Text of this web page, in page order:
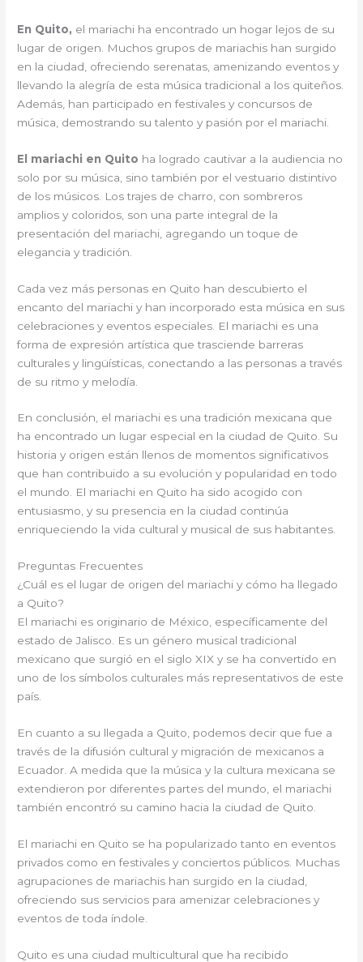
En Quito, el mariachi ha encontrado un hogar lejos de su
lugar de origen. Muchos grupos de mariachis han surgido
en la ciudad, ofreciendo serenatas, amenizando eventos y
llevando la alegría de esta música tradicional a los quiteños.
Además, han participado en festivales y concursos de
música, demostrando su talento y pasión por el mariachi.
El mariachi en Quito ha logrado cautivar a la audiencia no
solo por su música, sino también por el vestuario distintivo
de los músicos. Los trajes de charro, con sombreros
amplios y coloridos, son una parte integral de la
presentación del mariachi, agregando un toque de
elegancia y tradición.
Cada vez más personas en Quito han descubierto el
encanto del mariachi y han incorporado esta música en sus
celebraciones y eventos especiales. El mariachi es una
forma de expresión artística que trasciende barreras
culturales y lingüísticas, conectando a las personas a través
de su ritmo y melodía.
En conclusión, el mariachi es una tradición mexicana que
ha encontrado un lugar especial en la ciudad de Quito. Su
historia y origen están llenos de momentos significativos
que han contribuido a su evolución y popularidad en todo
el mundo. El mariachi en Quito ha sido acogido con
entusiasmo, y su presencia en la ciudad continúa
enriqueciendo la vida cultural y musical de sus habitantes.
Preguntas Frecuentes
¿Cuál es el lugar de origen del mariachi y cómo ha llegado
a Quito?
El mariachi es originario de México, específicamente del
estado de Jalisco. Es un género musical tradicional
mexicano que surgió en el siglo XIX y se ha convertido en
uno de los símbolos culturales más representativos de este
país.
En cuanto a su llegada a Quito, podemos decir que fue a
través de la difusión cultural y migración de mexicanos a
Ecuador. A medida que la música y la cultura mexicana se
extendieron por diferentes partes del mundo, el mariachi
también encontró su camino hacia la ciudad de Quito.
El mariachi en Quito se ha popularizado tanto en eventos
privados como en festivales y conciertos públicos. Muchas
agrupaciones de mariachis han surgido en la ciudad,
ofreciendo sus servicios para amenizar celebraciones y
eventos de toda índole.
Quito es una ciudad multicultural que ha recibido